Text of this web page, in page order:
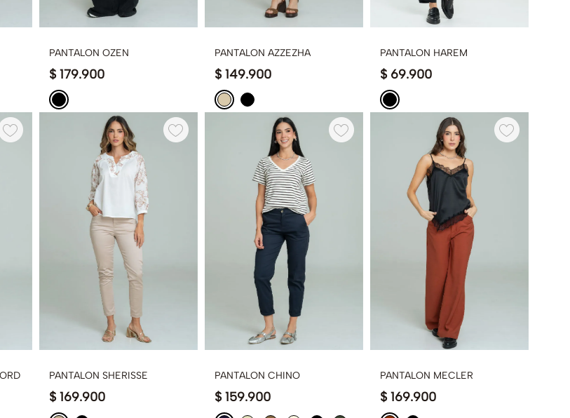
PANTALON OZEN
$ 179.900
PANTALON AZZEZHA
$ 149.900
PANTALON HAREM
$ 69.900
PANTALON SHERISSE
$ 169.900
PANTALON CHINO
$ 159.900
PANTALON MECLER
$ 169.900